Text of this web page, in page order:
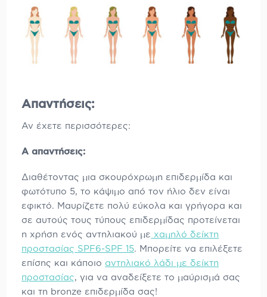
Απαντήσεις:
Αν έχετε περισσότερες:
Α απαντήσεις:
Διαθέτοντας μια σκουρόχρωμη επιδερμίδα και
φωτότυπο 5, το κάψιμο από τον ήλιο δεν είναι
εφικτό. Μαυρίζετε πολύ εύκολα και γρήγορα και
σε αυτούς τους τύπους επιδερμίδας προτείνεται
η χρήση ενός αντηλιακού με χαμηλό δείκτη
προστασίας SPF6-SPF 15. Μπορείτε να επιλέξετε
επίσης και κάποιο αντηλιακό λάδι με δείκτη
προστασίας, για να αναδείξετε το μαύρισμά σας
και τη bronze επιδερμίδα σας!